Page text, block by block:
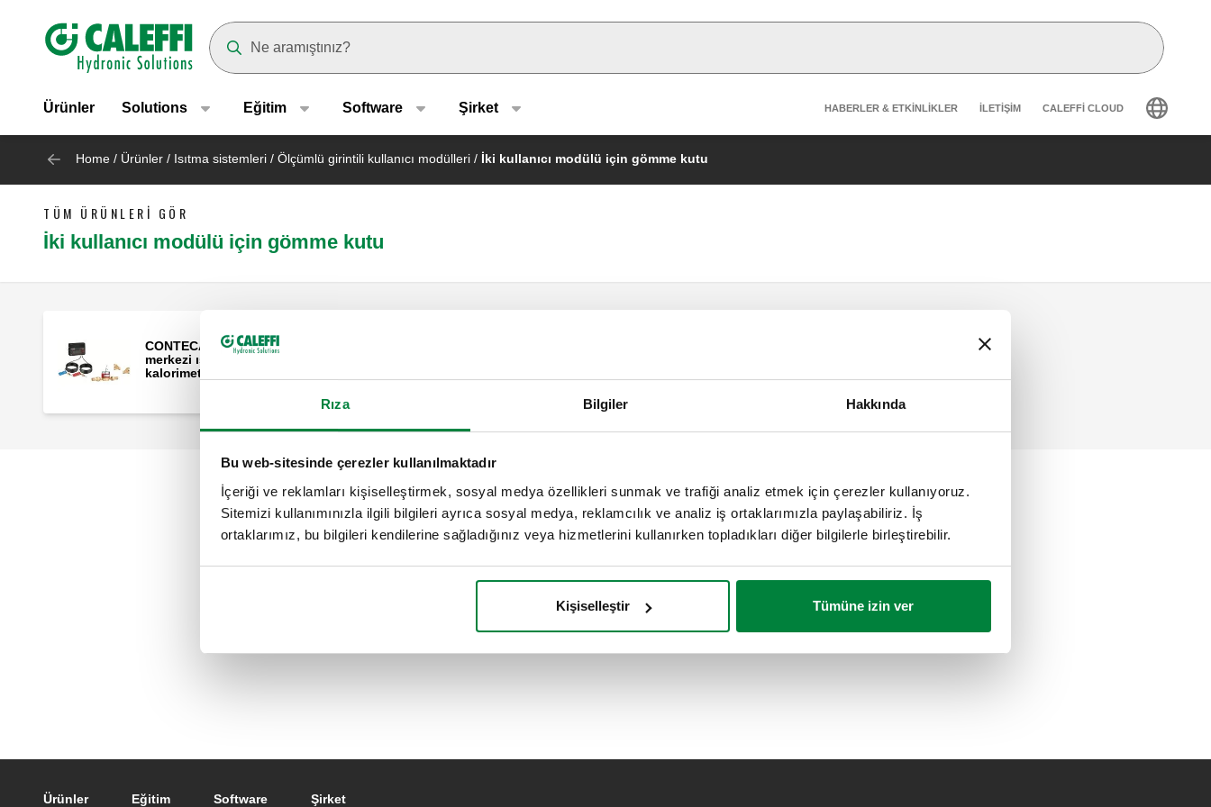
Rıza Bilgiler Hakkında
Bu web-sitesinde çerezler kullanılmaktadır
İçeriği ve reklamları kişiselleştirmek, sosyal medya özellikleri sunmak ve trafiği analiz etmek için çerezler kullanıyoruz.
Sitemizi kullanımınızla ilgili bilgileri ayrıca sosyal medya, reklamcılık ve analiz iş ortaklarımızla paylaşabiliriz. İş
ortaklarımız, bu bilgileri kendilerine sağladığınız veya hizmetlerini kullanırken topladıkları diğer bilgilerle birleştirebilir.
Kişiselleştir Tümüne izin ver
Header main navigation
Ürünler Solutions Eğitim Software Şirket Header secondary navigation
HABERLER & ETKINLIKLER İLETIŞIM CALEFFI CLOUD
Home / Ürünler / Isıtma sistemleri / Ölçümlü girintili kullanıcı modülleri / İki kullanıcı modülü için gömme kutu
TÜM ÜRÜNLERI GÖR
İki kullanıcı modülü için gömme kutu
CONTECA EASY, Zon sistemleri ve
merkezi ısıtma sistemleri için
kalorimetre.
Ürünler Eğitim Software Şirket